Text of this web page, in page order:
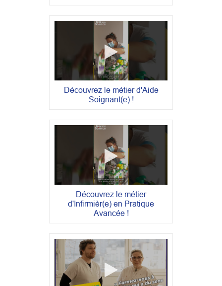
Découvrez le métier d'Aide
Soignant(e) !
Découvrez le métier
d'Infirmièr(e) en Pratique
Avancée !